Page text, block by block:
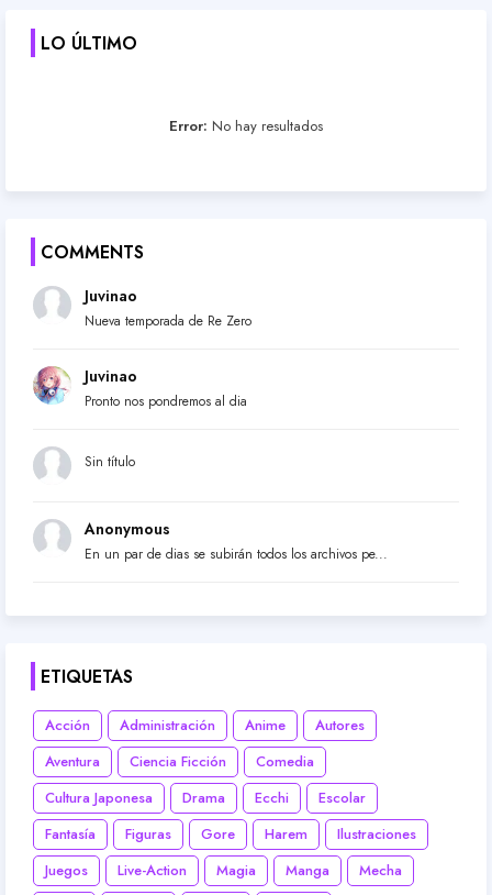
LO ÚLTIMO
Error: No hay resultados
COMMENTS
Juvinao
Nueva temporada de Re Zero
Juvinao
Pronto nos pondremos al dia
Sin título
Anonymous
En un par de dias se subirán todos los archivos pe...
ETIQUETAS
Acción Administración Anime
Autores
Aventura
Ciencia Ficción
Comedia
Cultura Japonesa
Drama Ecchi
Escolar
Fantasía
Figuras Gore Harem
Ilustraciones
Juegos
Live-Action Magia Manga
Mecha